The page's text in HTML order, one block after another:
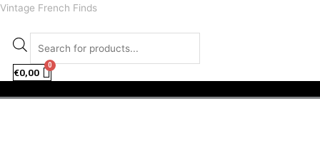
Aller
contenu
Vintage French Finds
Recherche
€0,00
facebook
instagram